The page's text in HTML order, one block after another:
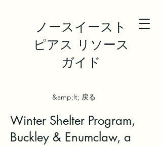
ノースイースト
ピアス リソース
ガイド
&amp;lt; 戻る
Winter Shelter Program,
Buckley & Enumclaw, a